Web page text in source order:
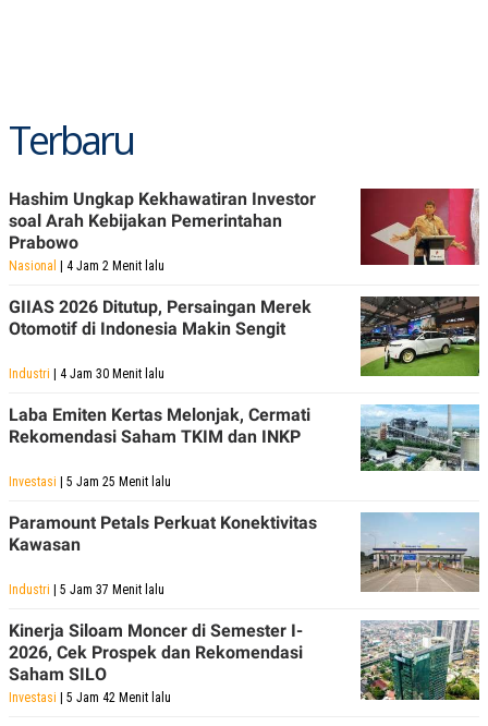
Terbaru
Hashim Ungkap Kekhawatiran Investor
soal Arah Kebijakan Pemerintahan
Prabowo
Nasional | 4 Jam 2 Menit lalu
GIIAS 2026 Ditutup, Persaingan Merek
Otomotif di Indonesia Makin Sengit
Industri | 4 Jam 30 Menit lalu
Laba Emiten Kertas Melonjak, Cermati
Rekomendasi Saham TKIM dan INKP
Investasi | 5 Jam 25 Menit lalu
Paramount Petals Perkuat Konektivitas
Kawasan
Industri | 5 Jam 37 Menit lalu
Kinerja Siloam Moncer di Semester I-
2026, Cek Prospek dan Rekomendasi
Saham SILO
Investasi | 5 Jam 42 Menit lalu